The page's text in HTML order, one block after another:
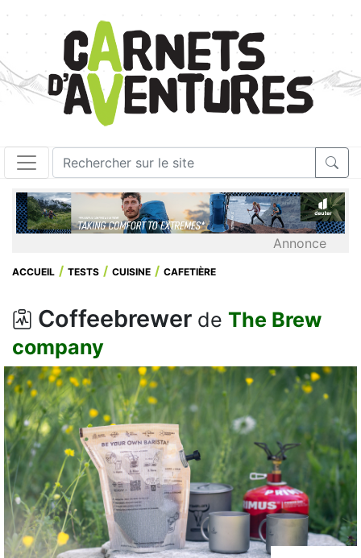
Annonce
ACCUEIL TESTS CUISINE CAFETIÈRE
Coffeebrewer de The Brew
company